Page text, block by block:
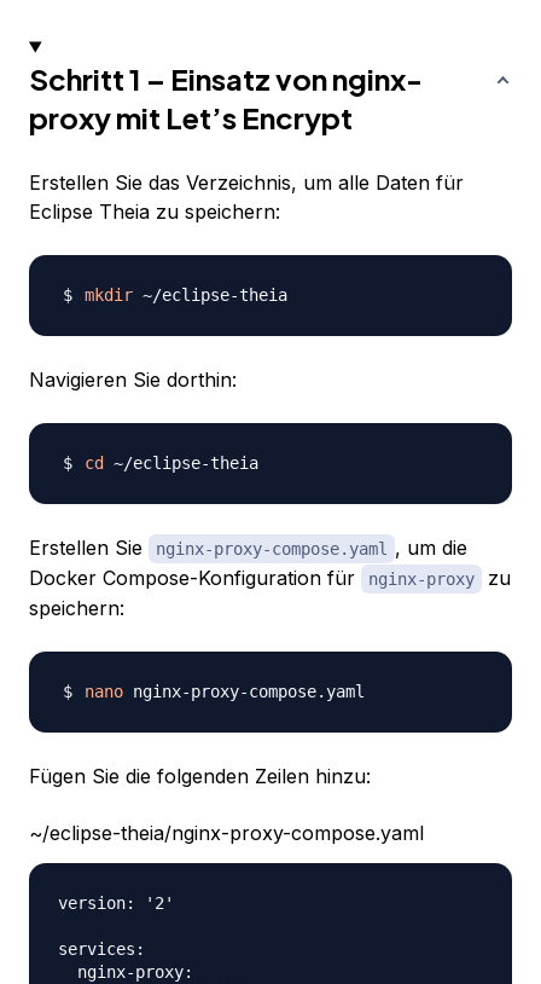
Schritt 1 – Einsatz von nginx-
proxy mit Let’s Encrypt
Erstellen Sie das Verzeichnis, um alle Daten für
Eclipse Theia zu speichern:
mkdir
Navigieren Sie dorthin:
cd
Erstellen Sie nginx-proxy-compose.yaml , um die
Docker Compose-Konfiguration für
nginx-proxy
zu
speichern:
nano
Fügen Sie die folgenden Zeilen hinzu:
~/eclipse-theia/nginx-proxy-compose.yaml
version: '2'
services:
  nginx-proxy: